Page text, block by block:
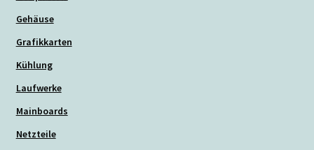
Gehäuse
Grafikkarten
Kühlung
Laufwerke
Mainboards
Netzteile